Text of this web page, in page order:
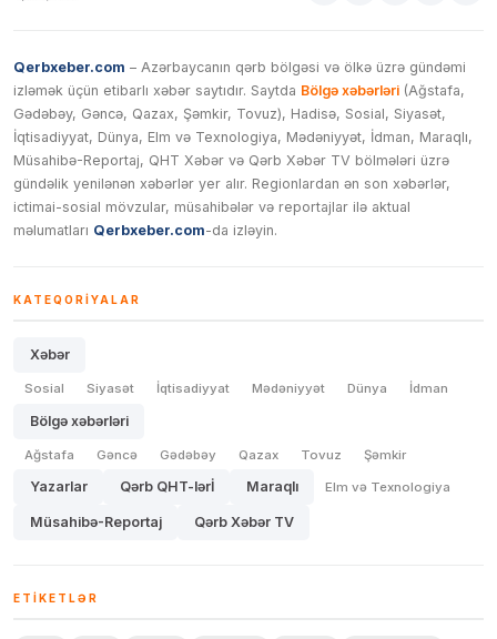
Qerbxeber.com – Azərbaycanın qərb bölgəsi və ölkə üzrə gündəmi
izləmək üçün etibarlı xəbər saytıdır. Saytda Bölgə xəbərləri (Ağstafa,
Gədəbəy, Gəncə, Qazax, Şəmkir, Tovuz), Hadisə, Sosial, Siyasət,
İqtisadiyyat, Dünya, Elm və Texnologiya, Mədəniyyət, İdman, Maraqlı,
Müsahibə-Reportaj, QHT Xəbər və Qərb Xəbər TV bölmələri üzrə
gündəlik yenilənən xəbərlər yer alır. Regionlardan ən son xəbərlər,
ictimai-sosial mövzular, müsahibələr və reportajlar ilə aktual
məlumatları Qerbxeber.com-da izləyin.
KATEQORIYALAR
Xəbər
Sosial Siyasət İqtisadiyyat Mədəniyyət Dünya İdman
Bölgə xəbərləri
Ağstafa Gəncə Gədəbəy Qazax Tovuz Şəmkir
Yazarlar Qərb QHT-lərİ Maraqlı Elm və Texnologiya
Müsahibə-Reportaj Qərb Xəbər TV
ETIKETLƏR